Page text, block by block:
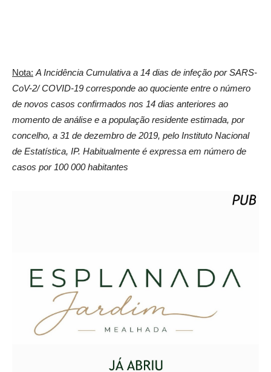
Nota: A Incidência Cumulativa a 14 dias de infeção por SARS-
CoV-2/ COVID-19 corresponde ao quociente entre o número
de novos casos confirmados nos 14 dias anteriores ao
momento de análise e a população residente estimada, por
concelho, a 31 de dezembro de 2019, pelo Instituto Nacional
de Estatística, IP. Habitualmente é expressa em número de
casos por 100 000 habitantes